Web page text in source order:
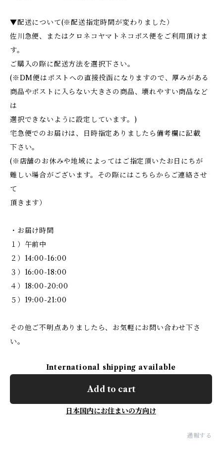
▼配送について(※配送指定時間が変わりました）
佐川急便、またはクロネコヤマトネコポス便をご利用頂けま
す。
ご購入の際に配送方法を選択下さい。
(※DM便はポストへの直接投函になりますので、厚みがある
商品やポストに入らない大きさの商品、壊れやすい商品など
は
選択できないように設定しています。)
宅急便でのお届けは、日時指定ありましたら備考欄に記載
下さい。
(※店舗のお休みや地域によってはご指定頂いたお日にちが
難しい場合がございます。その際にはこちらからご連絡させ
て
頂きます）
・お届け時間
１）午前中
２）14:00-16:00
３）16:00-18:00
４）18:00-20:00
５）19:00-21:00
その他ご不明点ありましたら、お気軽にお問い合わせ下さ
い。
International shipping available
Add to cart
日本国内にお住まいの方向け
通報する